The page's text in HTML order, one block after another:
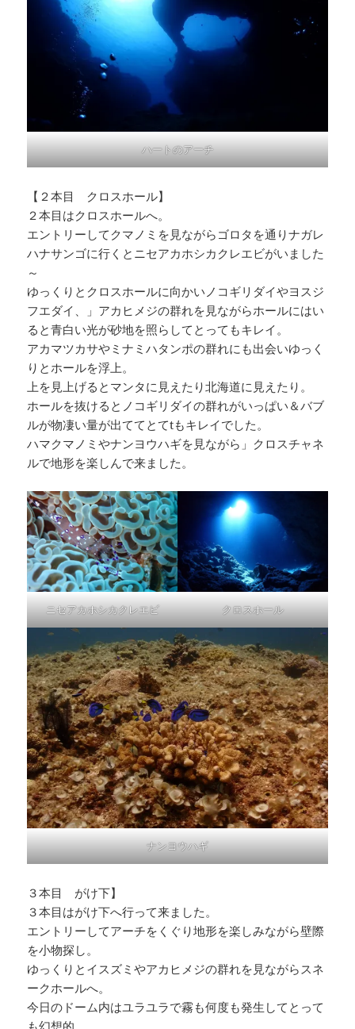
ハートのアーチ
【２本目 クロスホール】
２本目はクロスホールへ。
エントリーしてクマノミを見ながらゴロタを通りナガレ
ハナサンゴに行くとニセアカホシカクレエビがいました
～
ゆっくりとクロスホールに向かいノコギリダイやヨスジ
フエダイ、」アカヒメジの群れを見ながらホールにはい
ると青白い光が砂地を照らしてとってもキレイ。
アカマツカサやミナミハタンポの群れにも出会いゆっく
りとホールを浮上。
上を見上げるとマンタに見えたり北海道に見えたり。
ホールを抜けるとノコギリダイの群れがいっぱい＆バブ
ルが物凄い量が出ててとてtもキレイでした。
ハマクマノミやナンヨウハギを見ながら」クロスチャネ
ルで地形を楽しんで来ました。
ニセアカホシカクレエビ クロスホール
ナンヨウハギ
３本目 がけ下】
３本目はがけ下へ行って来ました。
エントリーしてアーチをくぐり地形を楽しみながら壁際
を小物探し。
ゆっくりとイスズミやアカヒメジの群れを見ながらスネ
ークホールへ。
今日のドーム内はユラユラで霧も何度も発生してとって